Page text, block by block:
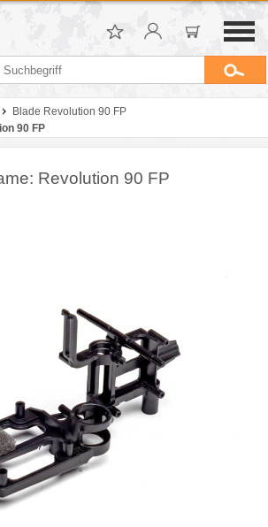
Blade Revolution 90 FP
90 FP
Revolution 90 FP